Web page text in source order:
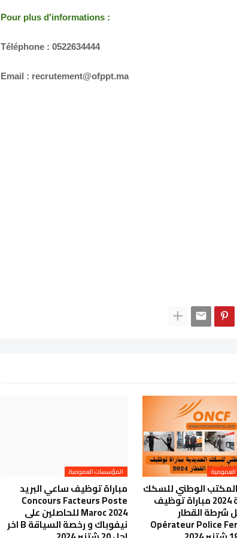
Pour plus d'informations :
Téléphone : 0522634444
Email : recrutement@ofppt.ma
الوطني للسكك
الحديدية 2024 مباراة توظيف
شرطة القطار
Opérateur Police
المؤسسات العمومية
مباراة توظيف ساعي البريد
Concours Facteurs Poste
Maroc 2024 للحاصلين على
نيفوباك و رخصة السياقة B اخر